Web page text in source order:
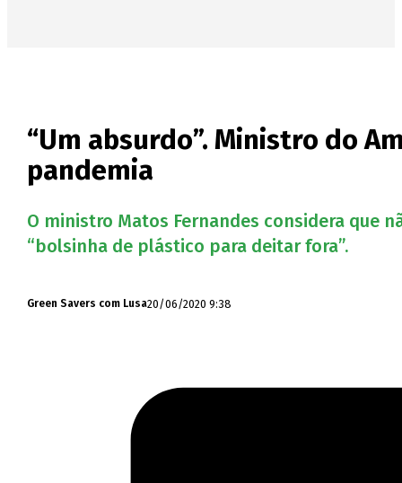
“Um absurdo”. Ministro do
pandemia
O ministro Matos Fernandes considera que
“bolsinha de plástico para deitar fora”.
Green Savers com Lusa20/06/2020 9:38